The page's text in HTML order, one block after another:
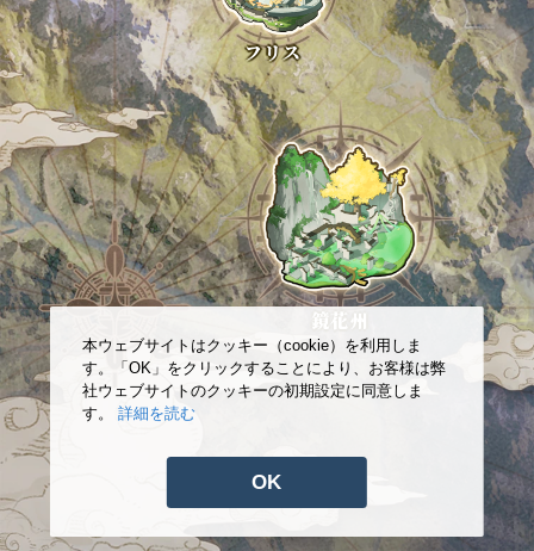
フリス
鏡花州
本ウェブサイトはクッキー（cookie）を利用しま
す。「OK」をクリックすることにより、お客様は弊
社ウェブサイトのクッキーの初期設定に同意しま
す。 詳細を読む
OK